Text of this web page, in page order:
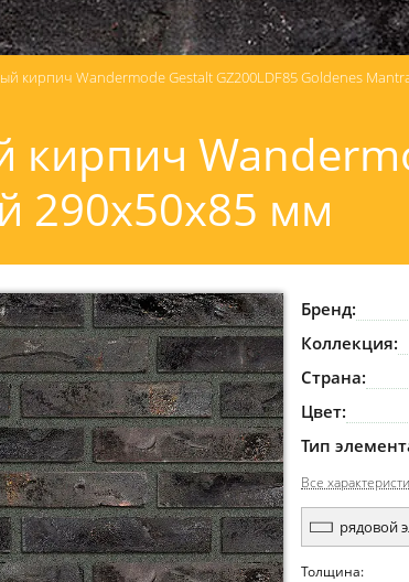
кирпич Wandermode Gestalt GZ200LDF85 Goldenes
290x50x85 мм
Бренд:
Коллекция:
Страна:
Цвет:
Тип
Все
рядовой
Толщина: